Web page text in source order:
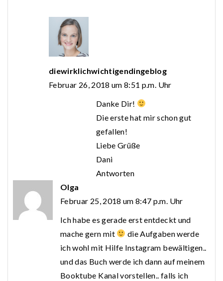
diewirklichwichtigendingeblog
Februar 26, 2018 um 8:51 p.m. Uhr
Danke Dir!
Die erste hat mir schon gut
gefallen!
Liebe Grüße
Dani
Antworten
Olga
Februar 25, 2018 um 8:47 p.m. Uhr
Ich habe es gerade erst entdeckt und
mache gern mit
die Aufgaben werde
ich wohl mit Hilfe Instagram bewältigen..
und das Buch werde ich dann auf meinem
Booktube Kanal vorstellen.. falls ich